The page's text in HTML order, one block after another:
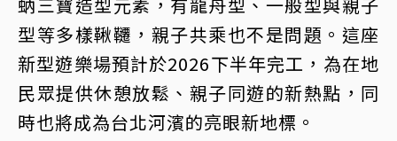
型等多樣鞦韆，親子共乘也不是問題。這座
新型遊樂場預計於2026下半年完工，為在地
民眾提供休憩放鬆、親子同遊的新熱點，同
時也將成為台北河濱的亮眼新地標。